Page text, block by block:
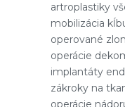
artroplastiky
mobilizácia
operované
operácie
implantáty
zákroky na
operácie